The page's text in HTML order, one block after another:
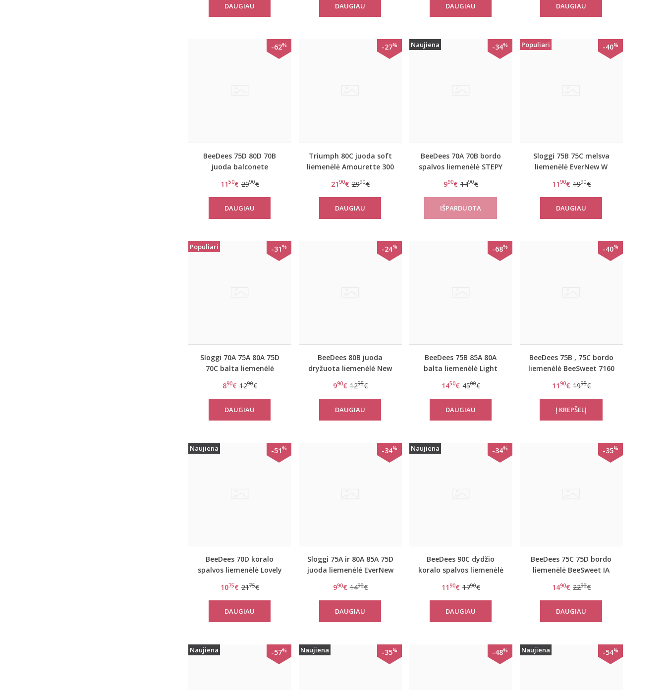
DAUGIAU DAUGIAU DAUGIAU DAUGIAU
-62%
BeeDees 75D 80D 70B
juoda balconete
WDPM
1150€ 2990€
DAUGIAU
-27%
Triumph 80C juoda soft
liemenėlė Amourette 300
2190€ 2990€
DAUGIAU
Naujiena -34%
BeeDees 70A 70B bordo
spalvos liemenėlė STEPY
990€ 1490€
Populiari -40%
Sloggi 75B 75C melsva
liemenėlė EverNew W
1190€ 1990€
DAUGIAU
Populiari -31%
Sloggi 70A 75A 80A 75D
70C balta liemenėlė
890€ 1290€
DAUGIAU
-24%
BeeDees 80B juoda
dryžuota liemenėlė New
990€ 1295€
DAUGIAU
-68%
BeeDees 75B 85A 80A
balta liemenėlė Light
1450€ 4500€
DAUGIAU
-40%
BeeDees 75B , 75C bordo
liemenėlė BeeSweet 7160
1190€ 1995€
Naujiena -51%
BeeDees 70D koralo
spalvos liemenėlė Lovely
1075€ 2175€
DAUGIAU
-34%
Sloggi 75A ir 80A 85A 75D
juoda liemenėlė EverNew
990€ 1490€
DAUGIAU
Naujiena -34%
BeeDees 90C dydžio
koralo spalvos liemenėlė
1190€ 1790€
DAUGIAU
-35%
BeeDees 75C 75D bordo
liemenėlė BeeSweet IA
1490€ 2290€
DAUGIAU
Naujiena -57% Naujiena -35% -48% Naujiena -54%